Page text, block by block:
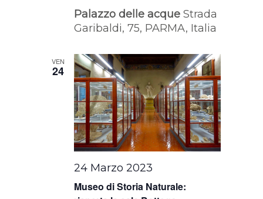
Palazzo delle acqueStrada
Garibaldi, 75, PARMA, Italia
VEN
24
Museo di Storia Naturale:
24 Marzo 2023